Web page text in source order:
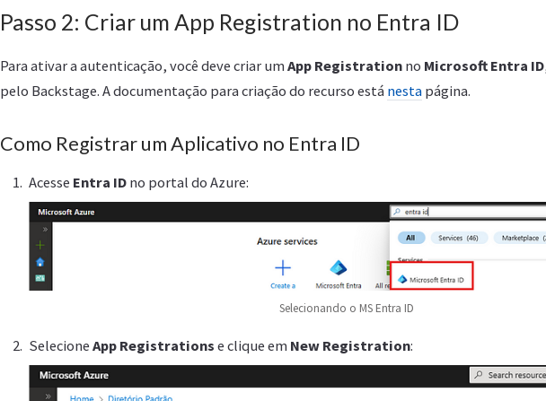
Passo 2: Criar um App Registration no Entra ID
Para ativar a autenticação, você deve criar um App Registration no Microsoft Entra ID
pelo Backstage. A documentação para criação do recurso está nesta página.
Como Registrar um Aplicativo no Entra ID
Acesse Entra ID no portal do Azure:
Selecionando o MS Entra ID
Selecione App Registrations e clique em New Registration: